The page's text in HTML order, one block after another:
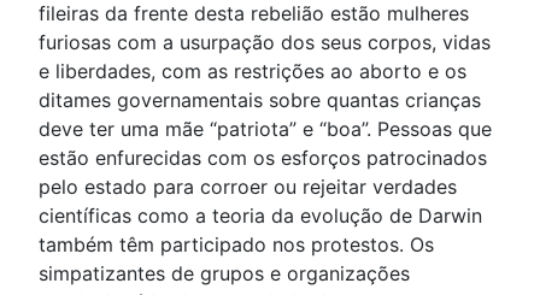
fileiras da frente desta rebelião estão mulheres
furiosas com a usurpação dos seus corpos, vidas
e liberdades, com as restrições ao aborto e os
ditames governamentais sobre quantas crianças
deve ter uma mãe “patriota” e “boa”. Pessoas que
estão enfurecidas com os esforços patrocinados
pelo estado para corroer ou rejeitar verdades
científicas como a teoria da evolução de Darwin
também têm participado nos protestos. Os
simpatizantes de grupos e organizações